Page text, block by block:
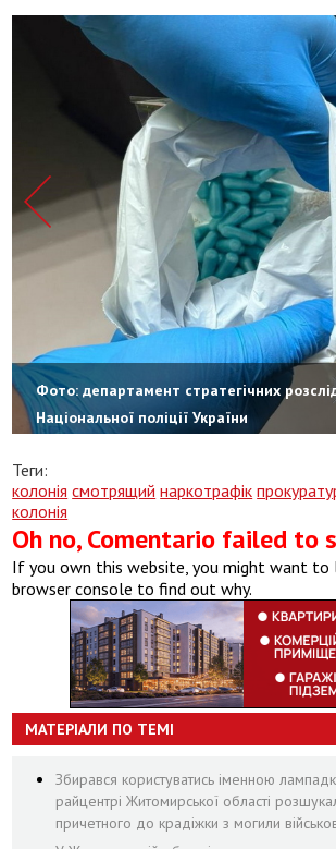
Фото: департамент стратегічних
Національної поліції України
Теги:
колонія смотрящий наркотрафік
колонія
Oh no, Comentario failed to
If you own this website, you might want
browser console to find out why.
МАТЕРІАЛИ ПО ТЕМІ
Збирався користуватись іменною
райцентрі Житомирської області
причетного до крадіжки з могили